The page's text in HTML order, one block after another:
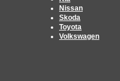
Nissan
Skoda
Toyota
Volkswagen